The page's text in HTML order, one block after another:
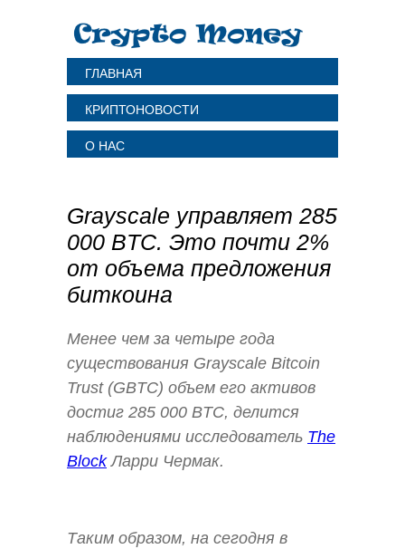
ГЛАВНАЯ
КРИПТОНОВОСТИ
О НАС
Grayscale управляет 285
000 BTC. Это почти 2%
от объема предложения
биткоина
Менее чем за четыре года
существования Grayscale Bitcoin
Trust (GBTC) объем его активов
достиг 285 000 BTC, делится
наблюдениями исследователь The
BlockЛарри Чермак.
Таким образом, на сегодня в